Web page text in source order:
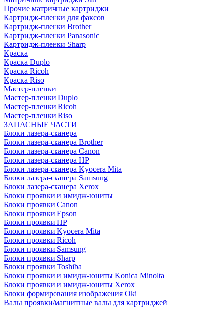
Прочие матричные картриджи
Картридж-пленки для факсов
Картридж-пленки Brother
Картридж-пленки Panasonic
Картридж-пленки Sharp
Краска
Краска Duplo
Краска Ricoh
Краска Riso
Мастер-пленки
Мастер-пленки Duplo
Мастер-пленки Ricoh
Мастер-пленки Riso
ЗАПАСНЫЕ ЧАСТИ
Блоки лазера-сканера
Блоки лазера-сканера Brother
Блоки лазера-сканера Canon
Блоки лазера-сканера HP
Блоки лазера-сканера Kyocera Mita
Блоки лазера-сканера Samsung
Блоки лазера-сканера Xerox
Блоки проявки и имидж-юниты
Блоки проявки Canon
Блоки проявки Epson
Блоки проявки HP
Блоки проявки Kyocera Mita
Блоки проявки Ricoh
Блоки проявки Samsung
Блоки проявки Sharp
Блоки проявки Toshiba
Блоки проявки и имидж-юниты Konica Minolta
Блоки проявки и имидж-юниты Xerox
Блоки формирования изображения Oki
Валы проявки/магнитные валы для картриджей